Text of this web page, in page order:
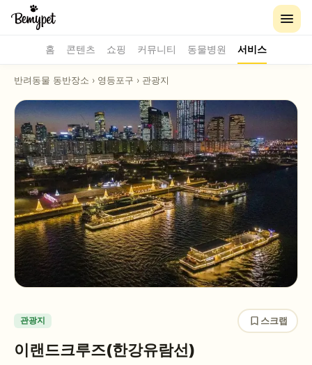
홈 콘텐츠 쇼핑 커뮤니티 동물병원 서비스
반려동물 동반장소 › 영등포구 › 관광지
관광지 스크랩
이랜드크루즈(한강유람선)